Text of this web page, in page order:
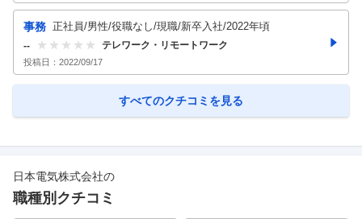
事務 正社員/男性/役職なし/現職/新卒入社/2022年頃
-- テレワーク・リモートワーク
投稿日： 2022/09/17
すべてのクチコミを見る
日本電気株式会社の
職種別クチコミ